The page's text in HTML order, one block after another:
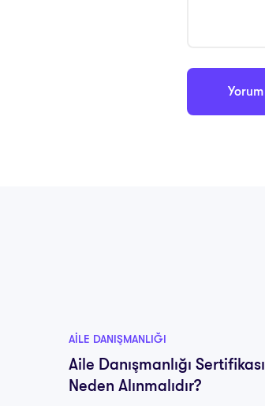
AILE DANIŞMANLIĞI
Aile Danışmanlığı Sertifikası
Neden Alınmalıdır?